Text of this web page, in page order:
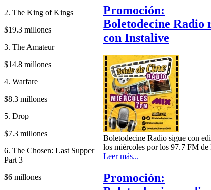
2. The King of Kings
$19.3 millones
3. The Amateur
$14.8 millones
4. Warfare
$8.3 millones
5. Drop
$7.3 millones
6. The Chosen: Last Supper
Part 3
$6 millones
Promoción:
Boletodecine Radio
con Instalive
Boletodecine Radio sigue con
los miércoles por los 97.7 FM
Leer más...
Promoción: